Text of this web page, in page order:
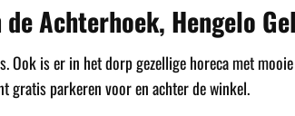
Achterhoek, Hengelo
Ook is er in het dorp gezellige horeca met
gratis parkeren voor en achter de winkel.